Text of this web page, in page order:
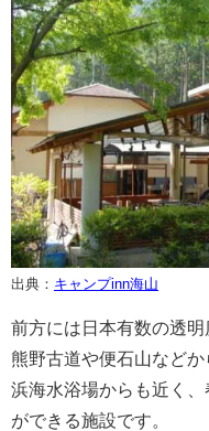
出典： キャンプinn海山
前方には日本有数の透明
熊野古道や便石山など
浜海水浴場からも近く
ができる施設です。